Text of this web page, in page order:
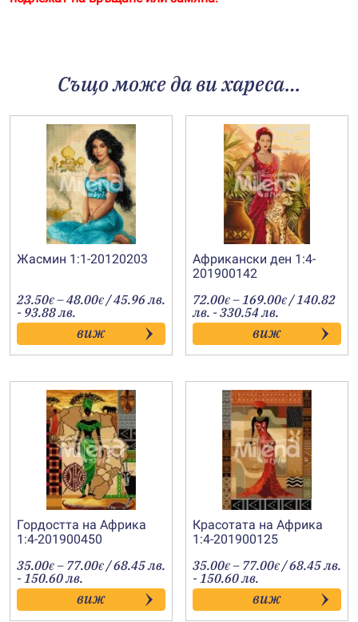
Също може да ви хареса…
Жасмин 1:1-20120203
23.50€ –48.00€Price
range:
23.50€
through
48.00€
/ 45.96 лв.
- 93.88 лв.
виж
Африкански ден 1:4-
201900142
72.00€ –169.00€Price
range:
72.00€
through
169.00€
/ 140.82
лв. - 330.54 лв.
виж
Гордостта на Африка
1:4-201900450
35.00€ – 77.00€Price
range:
35.00€
through
77.00€
/ 68.45 лв.
- 150.60 лв.
виж
Красотата на Африка
1:4-201900125
35.00€ – 77.00€Price
range:
35.00€
through
77.00€
/ 68.45 лв.
- 150.60 лв.
виж